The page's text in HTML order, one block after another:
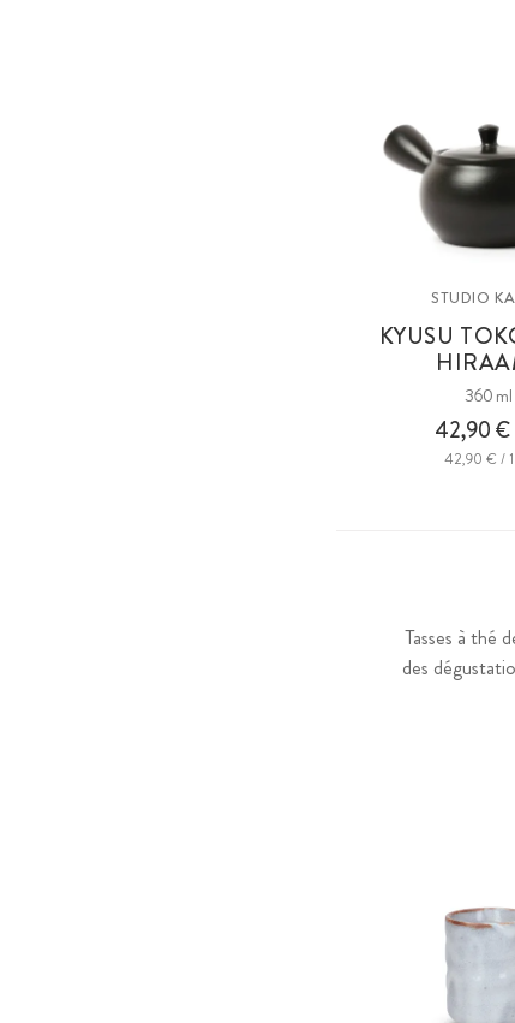
STUDIO
KYUSU
360 ml
42,90 €
42,90 € /
Tasses à thé
des